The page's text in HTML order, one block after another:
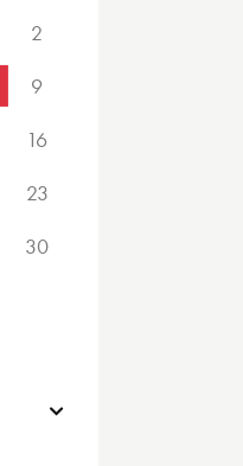
2
9
16
23
30